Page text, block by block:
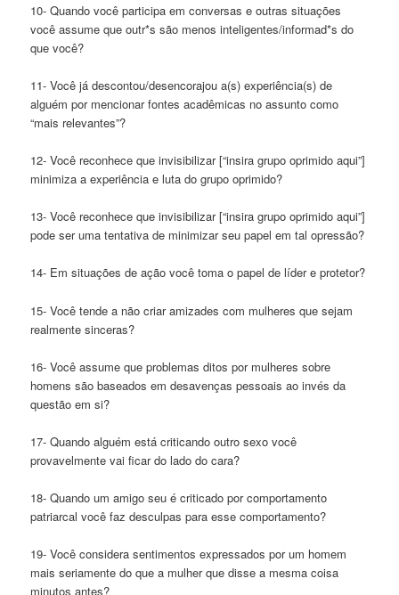
10- Quando você participa em conversas e outras situações
você assume que outr*s são menos inteligentes/informad*s do
que você?
11- Você já descontou/desencorajou a(s) experiência(s) de
alguém por mencionar fontes acadêmicas no assunto como
“mais relevantes”?
12- Você reconhece que invisibilizar [“insira grupo oprimido aqui”]
minimiza a experiência e luta do grupo oprimido?
13- Você reconhece que invisibilizar [“insira grupo oprimido aqui”]
pode ser uma tentativa de minimizar seu papel em tal opressão?
14- Em situações de ação você toma o papel de líder e protetor?
15- Você tende a não criar amizades com mulheres que sejam
realmente sinceras?
16- Você assume que problemas ditos por mulheres sobre
homens são baseados em desavenças pessoais ao invés da
questão em si?
17- Quando alguém está criticando outro sexo você
provavelmente vai ficar do lado do cara?
18- Quando um amigo seu é criticado por comportamento
patriarcal você faz desculpas para esse comportamento?
19- Você considera sentimentos expressados por um homem
mais seriamente do que a mulher que disse a mesma coisa
minutos antes?